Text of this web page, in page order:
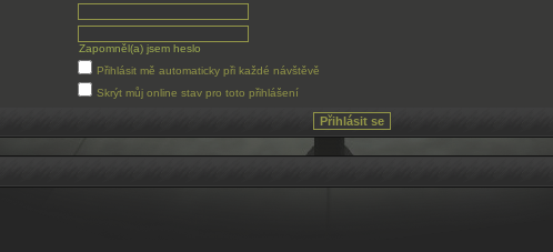
Zapomněl(a) jsem heslo
Přihlásit mě automaticky při každé návštěvě
Skrýt můj online stav pro toto přihlášení